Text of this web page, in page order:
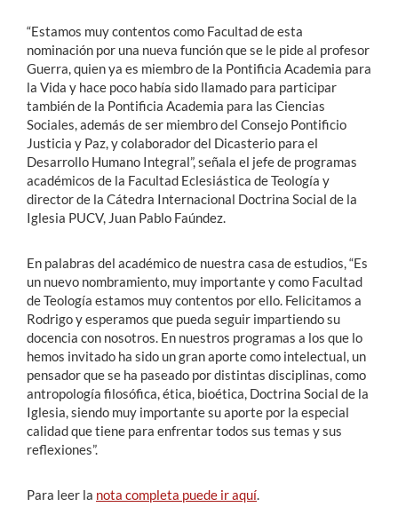
“Estamos muy contentos como Facultad de esta
nominación por una nueva función que se le pide al profesor
Guerra, quien ya es miembro de la Pontificia Academia para
la Vida y hace poco había sido llamado para participar
también de la Pontificia Academia para las Ciencias
Sociales, además de ser miembro del Consejo Pontificio
Justicia y Paz, y colaborador del Dicasterio para el
Desarrollo Humano Integral”, señala el jefe de programas
académicos de la Facultad Eclesiástica de Teología y
director de la Cátedra Internacional Doctrina Social de la
Iglesia PUCV, Juan Pablo Faúndez.
En palabras del académico de nuestra casa de estudios, “Es
un nuevo nombramiento, muy importante y como Facultad
de Teología estamos muy contentos por ello. Felicitamos a
Rodrigo y esperamos que pueda seguir impartiendo su
docencia con nosotros. En nuestros programas a los que lo
hemos invitado ha sido un gran aporte como intelectual, un
pensador que se ha paseado por distintas disciplinas, como
antropología filosófica, ética, bioética, Doctrina Social de la
Iglesia, siendo muy importante su aporte por la especial
calidad que tiene para enfrentar todos sus temas y sus
reflexiones”.
Para leer la nota completa puede ir aquí.